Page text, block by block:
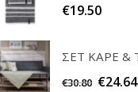
€19.50
€30.80 €24.64